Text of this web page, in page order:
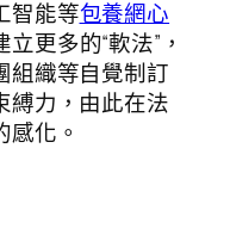
智能等包養網心
更多的“軟法”，
組織等自覺制訂
縛力，由此在法
化。